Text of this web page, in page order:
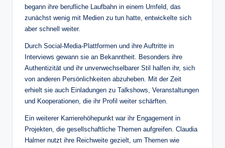
begann ihre berufliche Laufbahn in einem Umfeld, das
zunächst wenig mit Medien zu tun hatte, entwickelte sich
aber schnell weiter.
Durch Social-Media-Plattformen und ihre Auftritte in
Interviews gewann sie an Bekanntheit. Besonders ihre
Authentizität und ihr unverwechselbarer Stil halfen ihr, sich
von anderen Persönlichkeiten abzuheben. Mit der Zeit
erhielt sie auch Einladungen zu Talkshows, Veranstaltungen
und Kooperationen, die ihr Profil weiter schärften.
Ein weiterer Karrierehöhepunkt war ihr Engagement in
Projekten, die gesellschaftliche Themen aufgreifen. Claudia
Halmer nutzt ihre Reichweite gezielt, um Themen wie